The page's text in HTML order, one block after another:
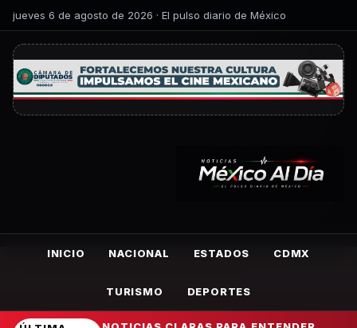
jueves 6 de agosto de 2026 · El pulso diario de México
INICIO NACIONAL ESTADOS CDMX
TURISMO DEPORTES